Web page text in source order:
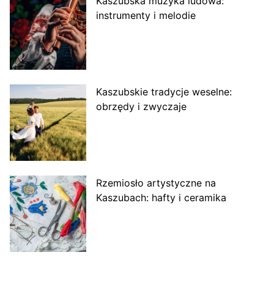
instrumenty i melodie
Kaszubskie tradycje weselne:
obrzędy i zwyczaje
Rzemiosło artystyczne na
Kaszubach: hafty i ceramika